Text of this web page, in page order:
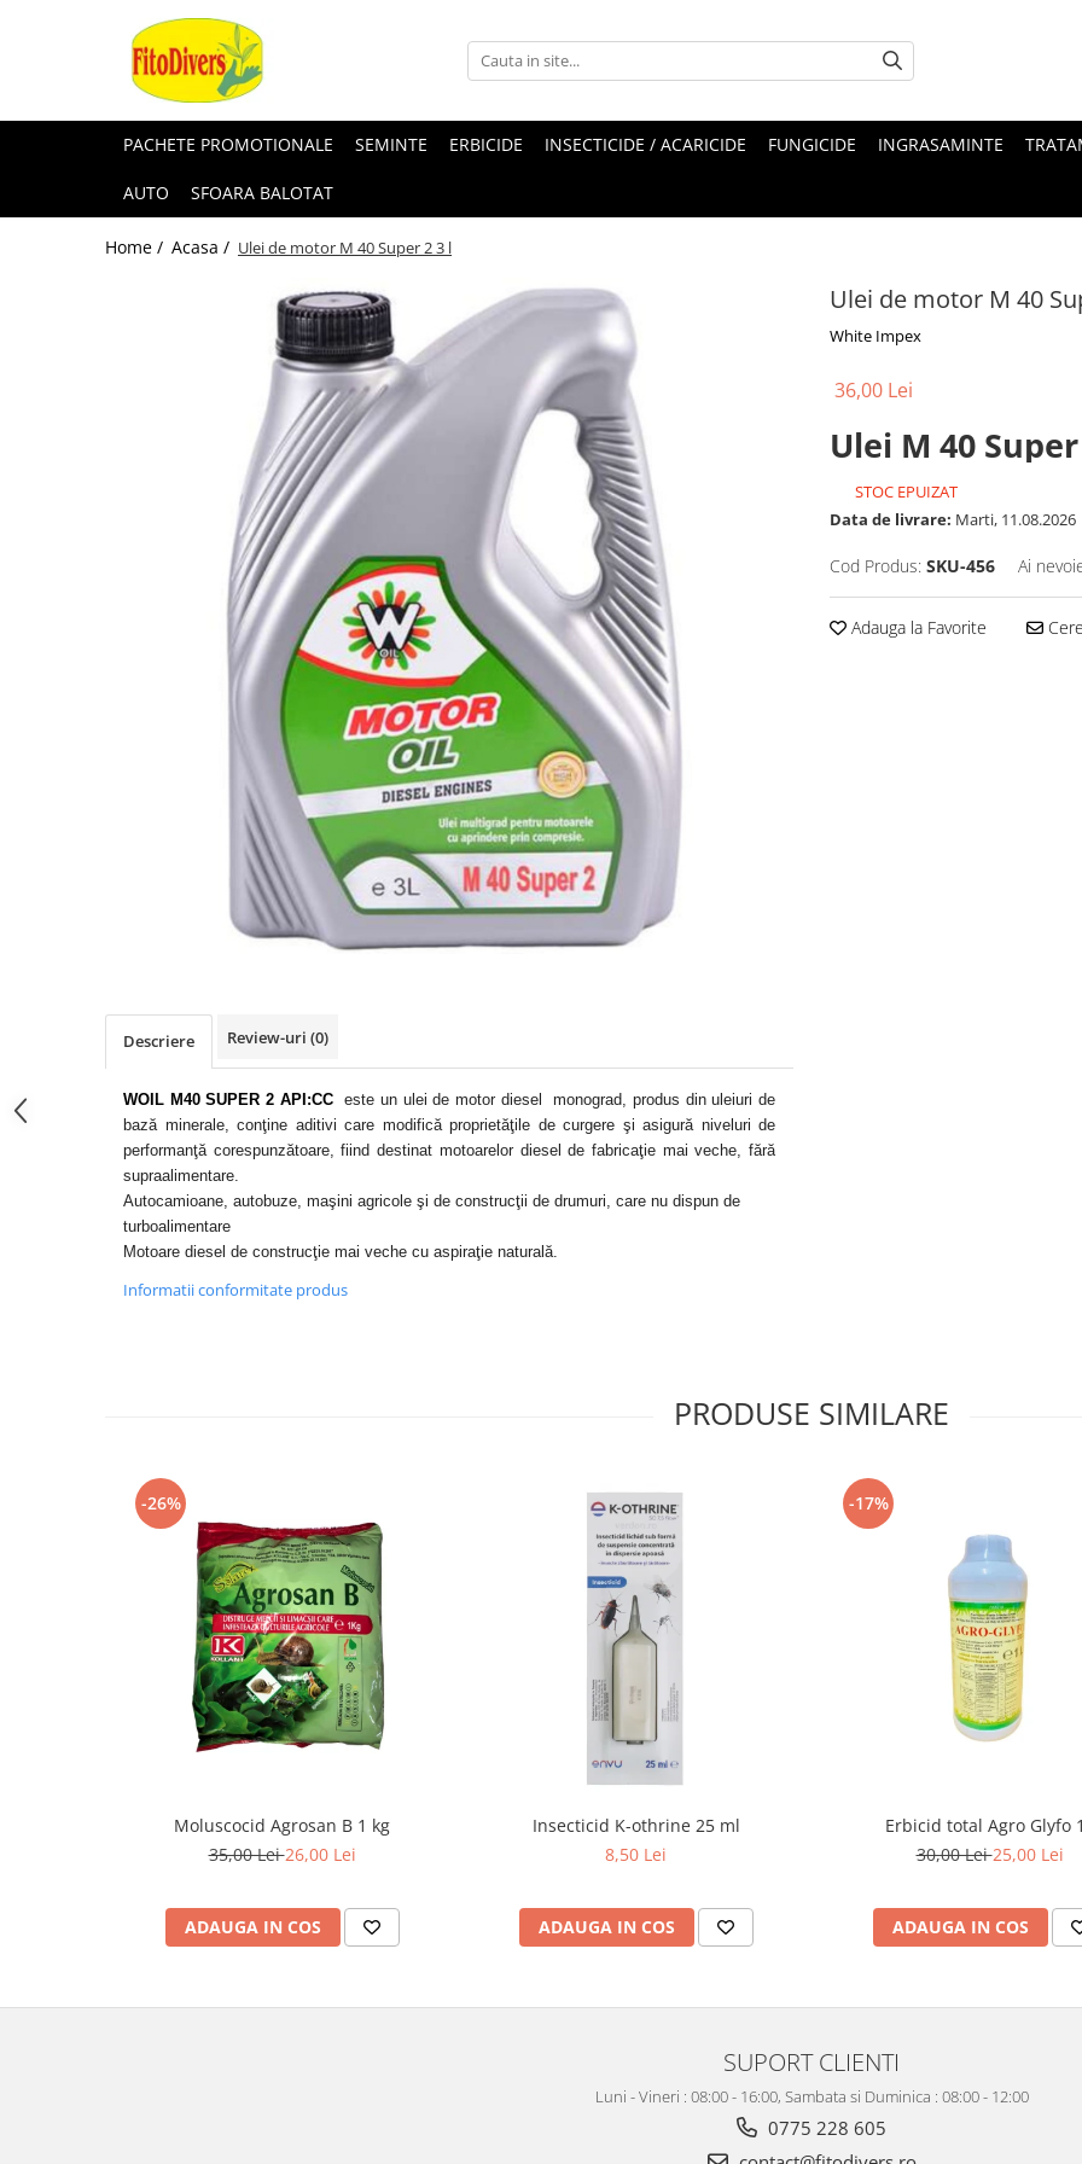
PACHETE PROMOTIONALE SEMINTE ERBICIDE INSECTICIDE / ACARICIDE FUNGICIDE INGRASAMINTE
AUTO SFOARA BALOTAT
Home / Acasa / Ulei de motor M 40 Super 2 3 l
Ulei de motor M 40
White Impex
36,00 Lei
Ulei M 40
STOC EPUIZAT
Data de livrare: Marti, 11.08.2026
Cod Produs: SKU-456 Ai
Adauga la Favorite
Descriere Review-uri (0)
WOIL M40 SUPER 2 API:CC este un ulei de motor diesel monograd, produs din uleiuri de
bază minerale, conţine aditivi care modifică proprietăţile de curgere şi asigură niveluri de
performanţă corespunzătoare, fiind destinat motoarelor diesel de fabricaţie mai veche, fără
supraalimentare.
Autocamioane, autobuze, maşini agricole şi de construcţii de drumuri, care nu dispun de
turboalimentare
Motoare diesel de construcţie mai veche cu aspiraţie naturală.
Informatii conformitate produs
PRODUSE SIMILARE
-26%
Moluscocid Agrosan B 1 kg
35,00 Lei26,00 Lei
ADAUGA IN COS
Insecticid K-othrine 25 ml
8,50 Lei
ADAUGA IN COS
-17%
Erbicid total Agro Glyfo
30,00 Lei25,00 Lei
ADAUGA IN COS
SUPORT CLIENTI
Luni - Vineri : 08:00 - 16:00, Sambata si Duminica : 08:00 - 12:00
0775 228 605